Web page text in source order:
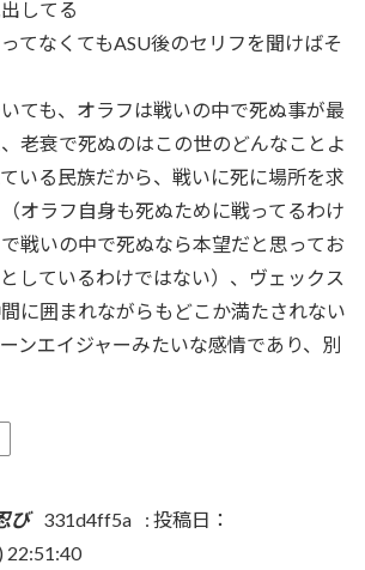
してる
てなくてもASU後のセリフを聞けばそ
ても、オラフは戦いの中で死ぬ事が最
老衰で死ぬのはこの世のどんなことよ
いる民族だから、戦いに死に場所を求
オラフ自身も死ぬために戦ってるわけ
戦いの中で死ぬなら本望だと思ってお
しているわけではない）、ヴェックス
に囲まれながらもどこか満たされない
ンエイジャーみたいな感情であり、別
び 331d4ff5a : 投稿日：
22:51:40